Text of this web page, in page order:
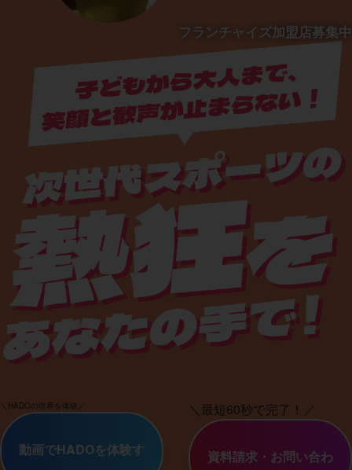
フランチャイズ加盟店募集中
＼HADOの世界を体験 ／
動画でHADOを体験す
＼最短60秒で完了！／
資料請求・お問い合わ